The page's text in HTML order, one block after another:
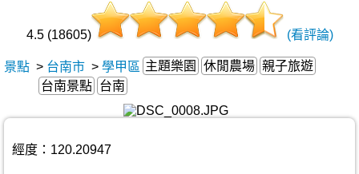
4.5 (18605) (看評論)
景點 > 台南市 > 學甲區 主題樂園 休閒農場 親子旅遊
台南景點 台南
經度：120.20947